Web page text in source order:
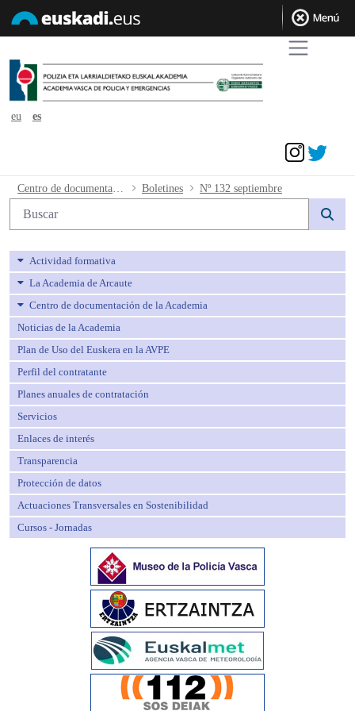
eu
es
Nº 132 septiembre - avpe
Boletines Nº 132 septiembre
Búsqueda web
Actividad formativa
La Academia de Arcaute
Centro de documentación de la Academia
Noticias de la Academia
Plan de Uso del Euskera en la AVPE
Perfil del contratante
Planes anuales de contratación
Servicios
Enlaces de interés
Transparencia
Protección de datos
Actuaciones Transversales en Sostenibilidad
Cursos - Jornadas